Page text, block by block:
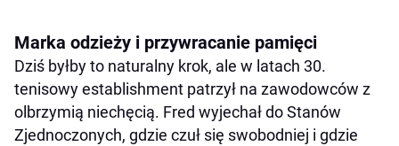
Marka odzieży i przywracanie pamięci
Dziś byłby to naturalny krok, ale w latach 30.
tenisowy establishment patrzył na zawodowców z
olbrzymią niechęcią. Fred wyjechał do Stanów
Zjednoczonych, gdzie czuł się swobodniej i gdzie